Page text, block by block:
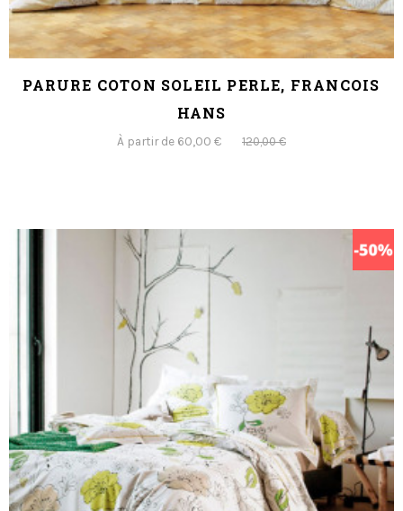
PARURE COTON SOLEIL PERLE, FRANCOIS
HANS
À partir de 60,00 € 120,00 €